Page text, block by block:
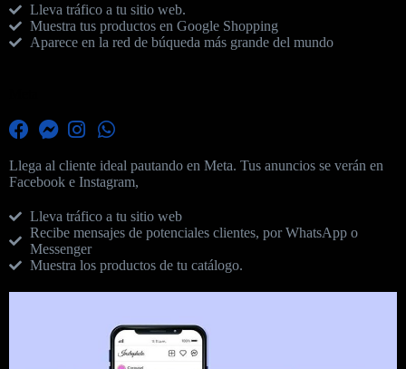
Lleva tráfico a tu sitio web.
Muestra tus productos en Google Shopping
Aparece en la red de búqueda más grande del mundo
Llega al cliente ideal pautando en Meta. Tus anuncios se verán en
Facebook e Instagram,
Lleva tráfico a tu sitio web
Recibe mensajes de potenciales clientes, por WhatsApp o
Messenger
Muestra los productos de tu catálogo.